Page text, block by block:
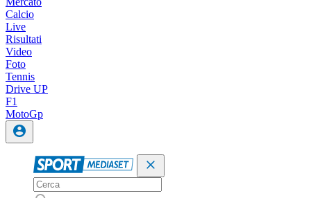
Calcio
Live
Risultati
Video
Foto
Tennis
Drive UP
F1
MotoGp